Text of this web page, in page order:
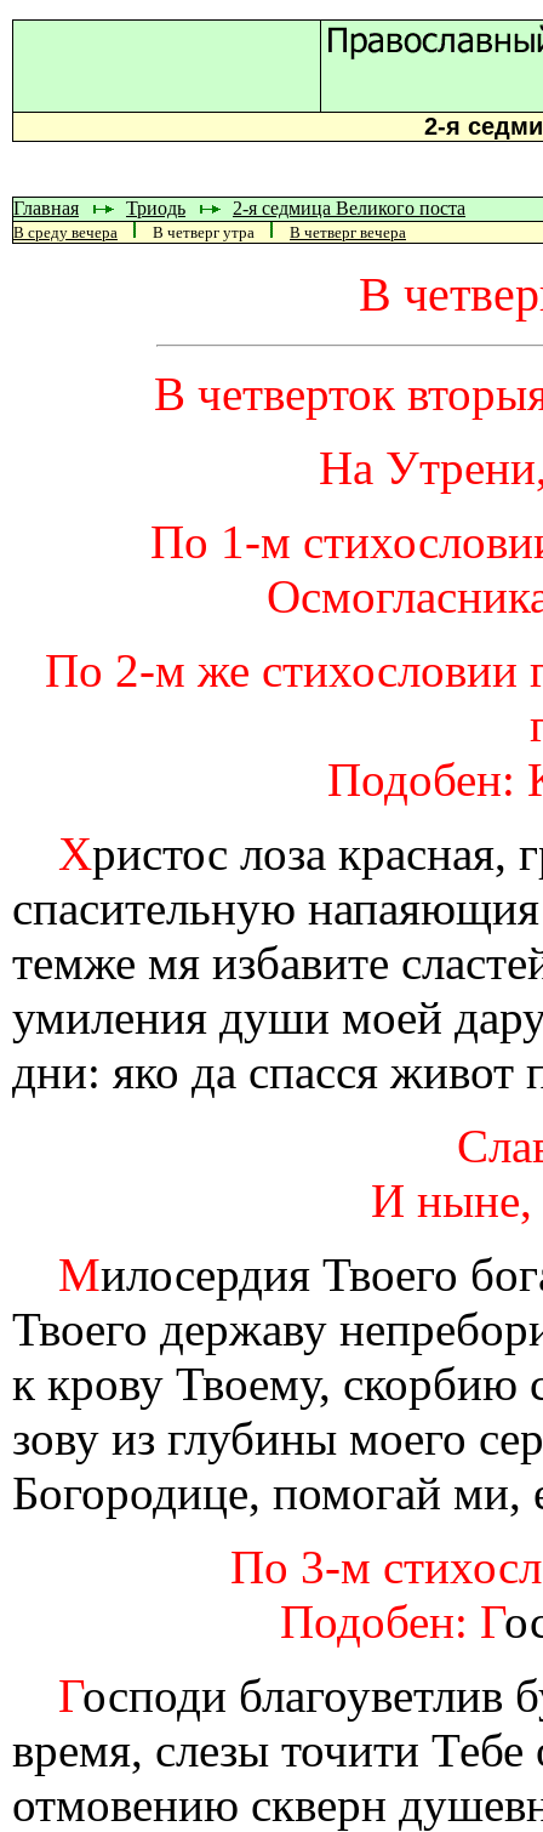
2-я
Главная Триодь 2-я седмица Великого поста
В среду вечера В четверг утра В четверг вечера
В
В четверток
На
По 1-м
По 2-м же стихословии
Подобен:
Христос лоза красная,
спасительную
темже мя избавите
умиления души моей
дни: яко да спасся живот
И ныне,
Милосердия Твоего
Твоего державу
к крову Твоему, скорбию
зову из глубины моего
Богородице, помогай ми,
По 3-м
Подобен: Г
Господи благоуветлив
время, слезы точити Тебе
отмовению скверн